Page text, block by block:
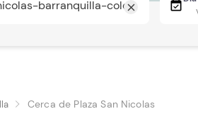
close event_available
Cerca de Plaza San Nicolas